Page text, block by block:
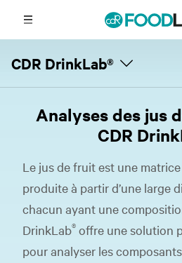
CDR DrinkLab®
Analyses des jus
CDR
Le jus de fruit est une
produite à partir d’une large
chacun ayant une
DrinkLab® offre une solution
pour analyser les